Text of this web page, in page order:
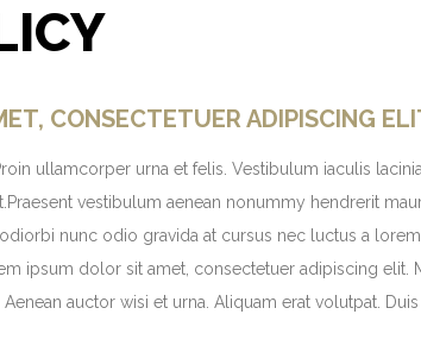
CONSECTETUER ADIPISCING
ullamcorper urna et felis. Vestibulum iaculis
vestibulum aenean nonummy hendrerit
nunc odio gravida at cursus nec luctus a
ipsum dolor sit amet, consectetuer adipiscing
auctor wisi et urna. Aliquam erat volutpat.